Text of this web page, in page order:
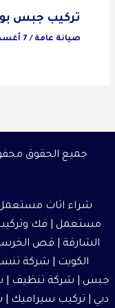
تركيب جبس
صيانة عامة / 7 أغسطس، 2025
جميع الحقوق
شراء اثاث
مستعمل | فك
الشارقة
قص
الكويت
شركة
جبس
شركة تنظيف
دبي
تركيب سيراميك